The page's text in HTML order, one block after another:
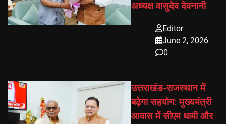
अध्यक्ष वासुदेव देवनानी
Editor
June 2, 2026
0
उत्तराखंड-राजस्थान में
बढ़ेगा सहयोग: मुख्यमंत्री
आवास में सीएम धामी और